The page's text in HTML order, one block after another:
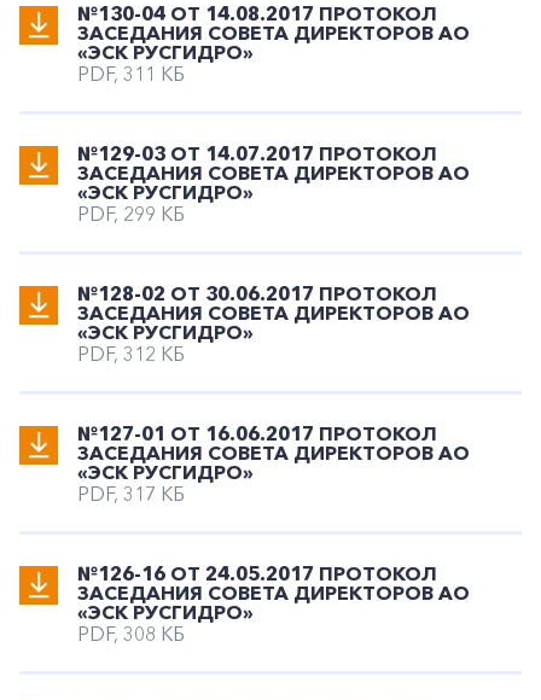
№130-04 ОТ 14.08.2017 ПРОТОКОЛ
ЗАСЕДАНИЯ СОВЕТА ДИРЕКТОРОВ АО
«ЭСК РУСГИДРО»
PDF, 311 КБ
№129-03 ОТ 14.07.2017 ПРОТОКОЛ
ЗАСЕДАНИЯ СОВЕТА ДИРЕКТОРОВ АО
«ЭСК РУСГИДРО»
PDF, 299 КБ
№128-02 ОТ 30.06.2017 ПРОТОКОЛ
ЗАСЕДАНИЯ СОВЕТА ДИРЕКТОРОВ АО
«ЭСК РУСГИДРО»
PDF, 312 КБ
№127-01 ОТ 16.06.2017 ПРОТОКОЛ
ЗАСЕДАНИЯ СОВЕТА ДИРЕКТОРОВ АО
«ЭСК РУСГИДРО»
PDF, 317 КБ
№126-16 ОТ 24.05.2017 ПРОТОКОЛ
ЗАСЕДАНИЯ СОВЕТА ДИРЕКТОРОВ АО
«ЭСК РУСГИДРО»
PDF, 308 КБ